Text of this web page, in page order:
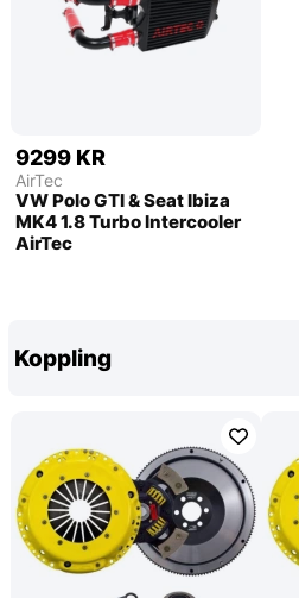
9299 KR
AirTec
VW Polo GTI & Seat Ibiza
MK4 1.8 Turbo Intercooler
AirTec
Koppling